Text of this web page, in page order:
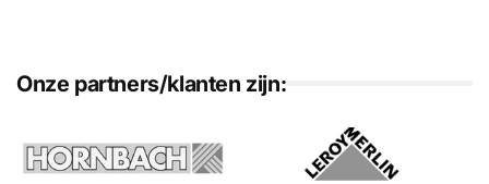
Onze partners/klanten zijn: